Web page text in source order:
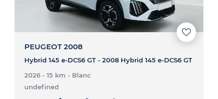
PEUGEOT 2008
Hybrid 145 e-DCS6 GT - 2008 Hybrid 145 e-DCS6 GT
2026 - 15 km - Blanc
undefined